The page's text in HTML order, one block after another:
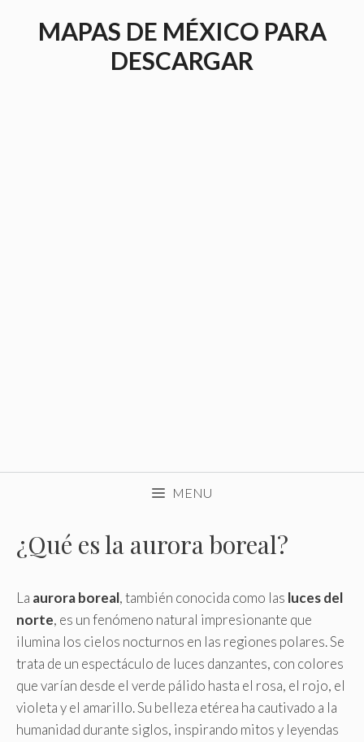
MAPAS DE MÉXICO PARA
DESCARGAR
MENU
¿Qué es la aurora boreal?
La aurora boreal, también conocida como las luces del
norte, es un fenómeno natural impresionante que
ilumina los cielos nocturnos en las regiones polares. Se
trata de un espectáculo de luces danzantes, con colores
que varían desde el verde pálido hasta el rosa, el rojo, el
violeta y el amarillo. Su belleza etérea ha cautivado a la
humanidad durante siglos, inspirando mitos y leyendas